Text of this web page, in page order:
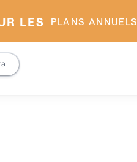
LES PLANS ANNUELS